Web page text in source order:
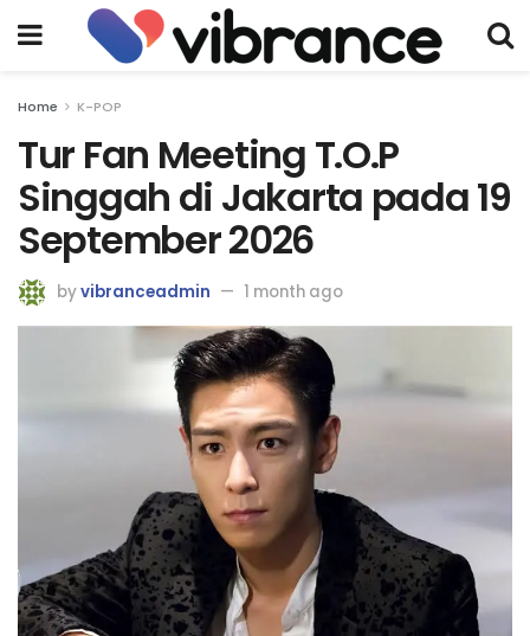
Home K-POP
Tur Fan Meeting T.O.P
Singgah di Jakarta pada 19
September 2026
byvibranceadmin 1 month ago